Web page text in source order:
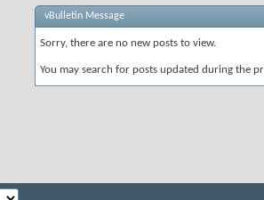
vBulletin Message
Sorry, there are no new posts to view.
You may search for posts updated during the